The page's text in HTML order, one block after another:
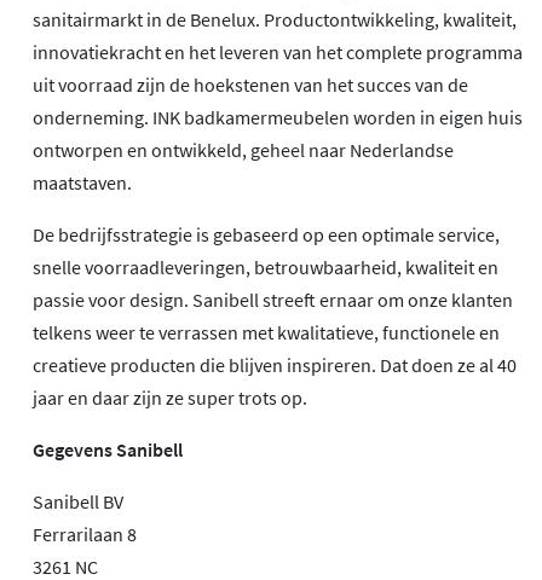
sanitairmarkt in de Benelux. Productontwikkeling, kwaliteit,
innovatiekracht en het leveren van het complete programma
uit voorraad zijn de hoekstenen van het succes van de
onderneming. INK badkamermeubelen worden in eigen huis
ontworpen en ontwikkeld, geheel naar Nederlandse
maatstaven.
De bedrijfsstrategie is gebaseerd op een optimale service,
snelle voorraadleveringen, betrouwbaarheid, kwaliteit en
passie voor design. Sanibell streeft ernaar om onze klanten
telkens weer te verrassen met kwalitatieve, functionele en
creatieve producten die blijven inspireren. Dat doen ze al 40
jaar en daar zijn ze super trots op.
Gegevens Sanibell
Sanibell BV
Ferrarilaan 8
3261 NC